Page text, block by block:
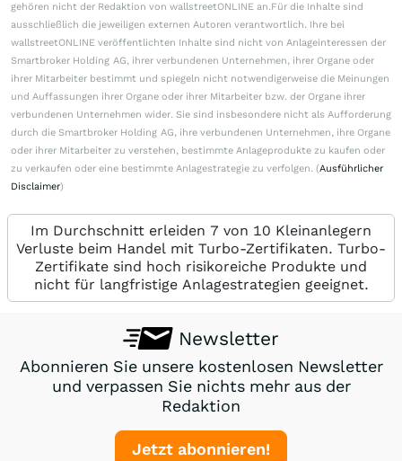
gehören nicht der Redaktion von wallstreetONLINE an.Für die Inhalte sind
ausschließlich die jeweiligen externen Autoren verantwortlich. Ihre bei
wallstreetONLINE veröffentlichten Inhalte sind nicht von Anlageinteressen der
Smartbroker Holding AG, ihrer verbundenen Unternehmen, ihrer Organe oder
ihrer Mitarbeiter bestimmt und spiegeln nicht notwendigerweise die Meinungen
und Auffassungen ihrer Organe oder ihrer Mitarbeiter bzw. der Organe ihrer
verbundenen Unternehmen wider. Sie sind insbesondere nicht als Aufforderung
durch die Smartbroker Holding AG, ihre verbundenen Unternehmen, ihre Organe
oder ihrer Mitarbeiter zu verstehen, bestimmte Anlageprodukte zu kaufen oder
zu verkaufen oder eine bestimmte Anlagestrategie zu verfolgen. (Ausführlicher
Disclaimer)
Im Durchschnitt erleiden 7 von 10 Kleinanlegern
Verluste beim Handel mit Turbo-Zertifikaten. Turbo-
Zertifikate sind hoch risikoreiche Produkte und
nicht für langfristige Anlagestrategien geeignet.
Newsletter
Abonnieren Sie unsere kostenlosen Newsletter
und verpassen Sie nichts mehr aus der
Redaktion
Jetzt abonnieren!